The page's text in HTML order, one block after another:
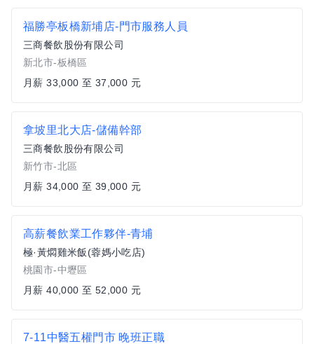
福勝亭板橋新埔店-門市服務人員
三商餐飲股份有限公司
新北市-板橋區
月薪 33,000 至 37,000 元
拿坡里北大店-儲備幹部
三商餐飲股份有限公司
新竹市-北區
月薪 34,000 至 39,000 元
高薪餐飲業工作夥伴-青埔
極·黃燜雞米飯(蓉媽小吃店)
桃園市-中壢區
月薪 40,000 至 52,000 元
7-11中醫五權門市 晚班正職